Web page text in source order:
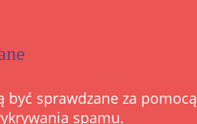
być sprawdzane za pomocą
spamu.